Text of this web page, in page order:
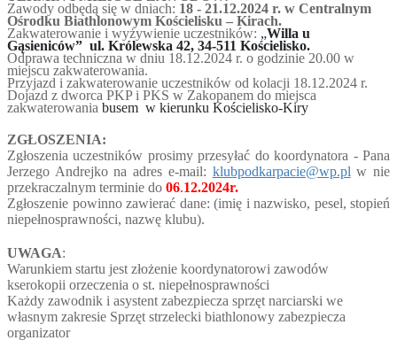
Zawody odbędą się w dniach: 18 - 21.12.2024 r. w Centralnym
Ośrodku Biathlonowym Kościelisku – Kirach.
Zakwaterowanie i wyżywienie uczestników: „Willa u
Gąsieniców” ul. Królewska 42, 34-511 Kościelisko.
Odprawa techniczna w dniu 18.12.2024 r. o godzinie 20.00 w
miejscu zakwaterowania.
Przyjazd i zakwaterowanie uczestników od kolacji 18.12.2024 r.
Dojazd z dworca PKP i PKS w Zakopanem do miejsca
zakwaterowania busem w kierunku Kościelisko-Kiry
ZGŁOSZENIA:
Zgłoszenia uczestników prosimy przesyłać do koordynatora - Pana
Jerzego Andrejko na adres e-mail: klubpodkarpacie@wp.pl w nie
przekraczalnym terminie do 06.12.2024r.
Zgłoszenie powinno zawierać dane: (imię i nazwisko, pesel, stopień
niepełnosprawności, nazwę klubu).
UWAGA:
Warunkiem startu jest złożenie koordynatorowi zawodów
kserokopii orzeczenia o st. niepełnosprawności
Każdy zawodnik i asystent zabezpiecza sprzęt narciarski we
własnym zakresie Sprzęt strzelecki biathlonowy zabezpiecza
organizator